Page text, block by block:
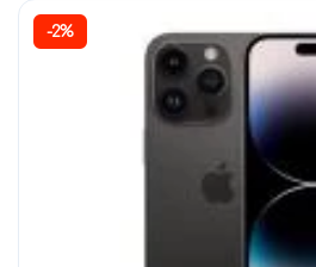
-2%